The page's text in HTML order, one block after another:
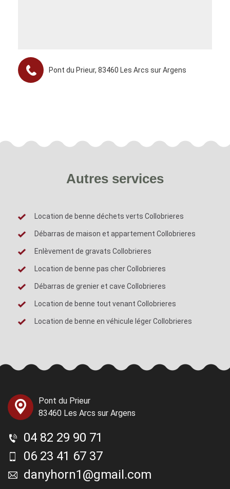
Pont du Prieur, 83460 Les Arcs sur Argens
Autres services
Location de benne déchets verts Collobrieres
Débarras de maison et appartement Collobrieres
Enlèvement de gravats Collobrieres
Location de benne pas cher Collobrieres
Débarras de grenier et cave Collobrieres
Location de benne tout venant Collobrieres
Location de benne en véhicule léger Collobrieres
Pont du Prieur
83460 Les Arcs sur Argens
04 82 29 90 71
06 23 41 67 37
danyhorn1@gmail.com